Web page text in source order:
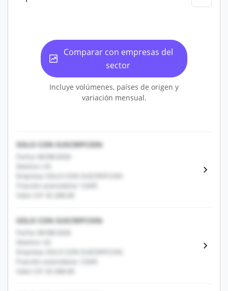
Comparar con empresas del
sector
Incluye volúmenes, países de origen y
variación mensual.
SOLO CON SUSCRIPCION
Fecha: 06/08/2026
Destino: US
Empresa: SOLO CON SUSCRIPCION
Fracción arancelaria: 12345
Valor CIF: $1,000.00
SOLO CON SUSCRIPCION
Fecha: 06/08/2026
Destino: US
Empresa: SOLO CON SUSCRIPCION
Fracción arancelaria: 12345
Valor CIF: $1,000.00